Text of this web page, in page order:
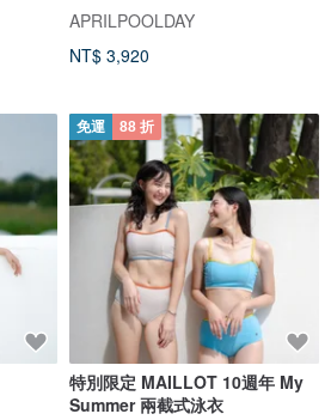
APRILPOOLDAY
NT$ 3,920
免運 88 折
特別限定 MAILLOT 10週年 My
Summer 兩截式泳衣